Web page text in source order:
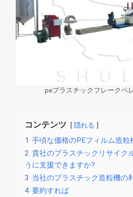
peプラスチックフレークペ
コンテンツ 隠れる
1 手頃な価格のPEフィルム造粒
2 貴社のプラスチックリサイク
うに支援できますか?
3 当社のプラスチック造粒機の
4 要約すれば